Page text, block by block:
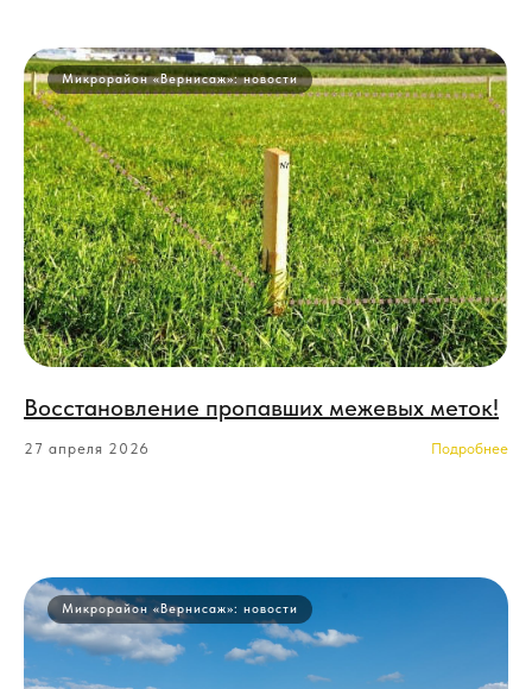
Микрорайон «Вернисаж»: новости
Восстановление пропавших межевых меток!
27 апреля 2026
Микрорайон «Вернисаж»: новости